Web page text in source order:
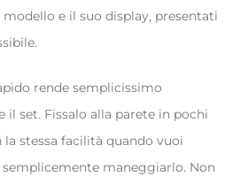
e il suo display, presentati
rende semplicissimo
il set. Fissalo alla parete in pochi
stessa facilità quando vuoi
maneggiarlo. Non